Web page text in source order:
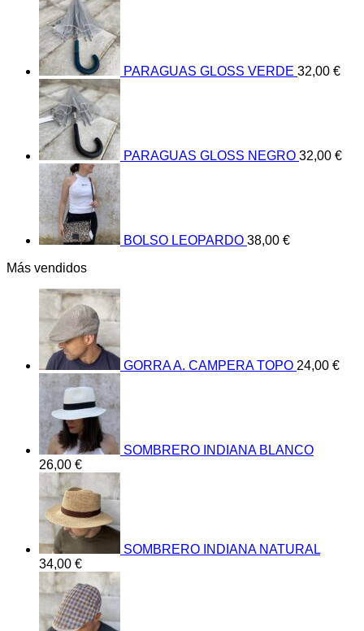
PARAGUAS GLOSS VERDE 32,00 €
PARAGUAS GLOSS NEGRO 32,00 €
BOLSO LEOPARDO 38,00 €
Más vendidos
GORRA A. CAMPERA TOPO 24,00 €
SOMBRERO INDIANA BLANCO
26,00 €
SOMBRERO INDIANA NATURAL
34,00 €